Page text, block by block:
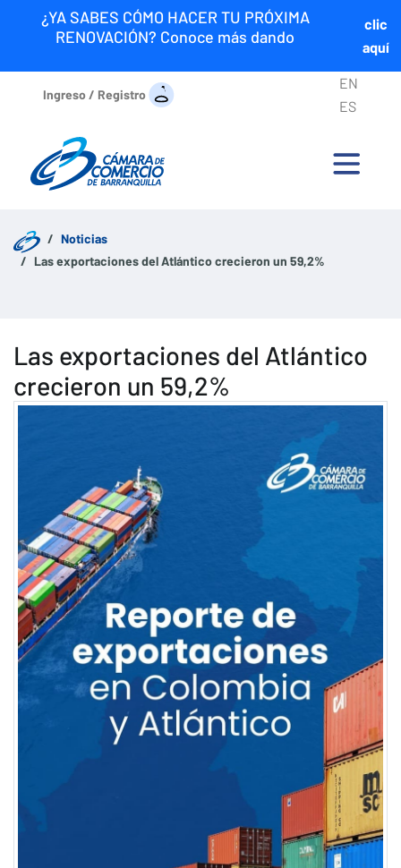
¿YA SABES CÓMO HACER TU PRÓXIMA
RENOVACIÓN? Conoce más dando
clic
aquí
Ingreso / Registro
EN
ES
Noticias
Las exportaciones del Atlántico crecieron un 59,2%
Las exportaciones del Atlántico
crecieron un 59,2%